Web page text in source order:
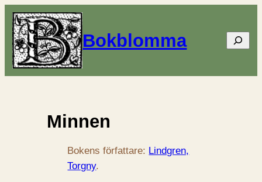
Bokblomma Sök
Minnen
Bokens författare: Lindgren,
Torgny.